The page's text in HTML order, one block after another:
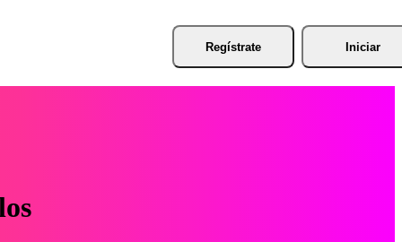
Regístrate Iniciar